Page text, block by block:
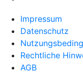
Impressum
Datenschutz
Rechtliche
AGB